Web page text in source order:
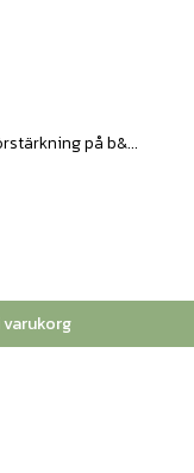
på b&...